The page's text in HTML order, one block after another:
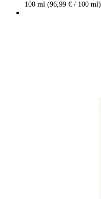
100 ml (96,99 € / 100 ml)